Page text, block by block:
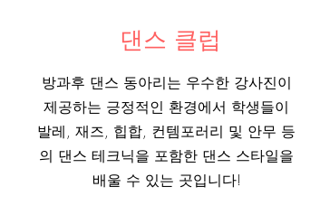
댄스 클럽
방과후 댄스 동아리는 우수한 강사진이
제공하는 긍정적인 환경에서 학생들이
발레, 재즈, 힙합, 컨템포러리 및 안무 등
의 댄스 테크닉을 포함한 댄스 스타일을
배울 수 있는 곳입니다!